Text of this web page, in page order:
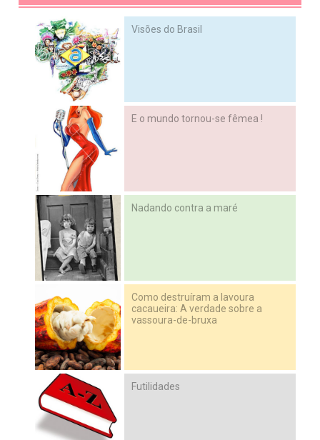
Visões do Brasil
E o mundo tornou-se fêmea !
Nadando contra a maré
Como destruíram a lavoura
cacaueira: A verdade sobre a
vassoura-de-bruxa
Futilidades